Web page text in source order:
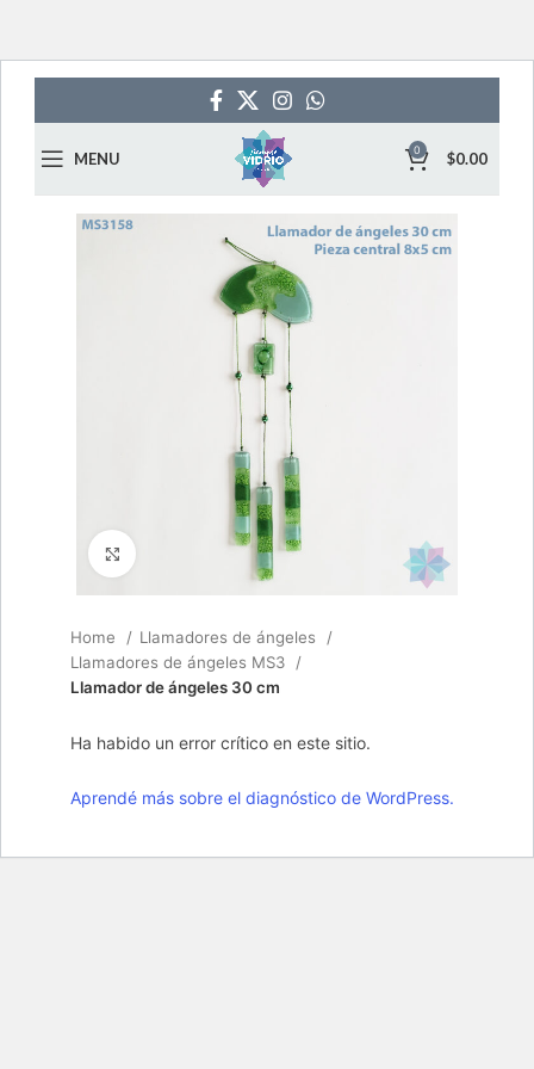
MENU 0 $0.00
Home
Llamadores de ángeles
Llamadores de ángeles MS3
Llamador de ángeles 30 cm
Ha habido un error crítico en este sitio.
Aprendé más sobre el diagnóstico de WordPress.